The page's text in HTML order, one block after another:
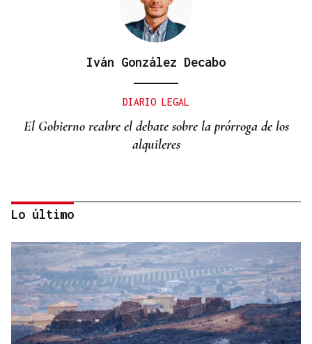
Iván González Decabo
DIARIO LEGAL
El Gobierno reabre el debate sobre la prórroga de los
alquileres
Miguel Abad Vila
TRIBUNA
Una crisis migratoria y una crisis sanitaria
Lo último